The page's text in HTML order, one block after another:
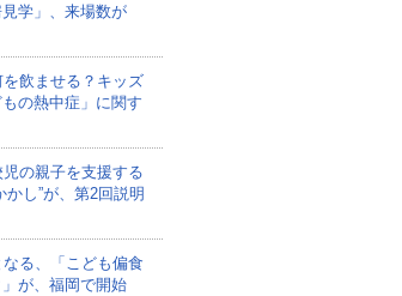
学」、来場数が
飲ませる？キッズ
の熱中症」に関す
の親子を支援する
かし”が、第2回説明
る、「こども偏食
が、福岡で開始